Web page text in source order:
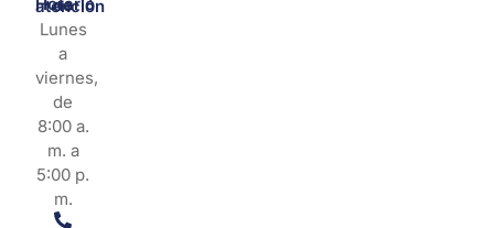
Horario de atención
Lunes
a
viernes,
de
8:00 a.
m. a
5:00 p.
m.